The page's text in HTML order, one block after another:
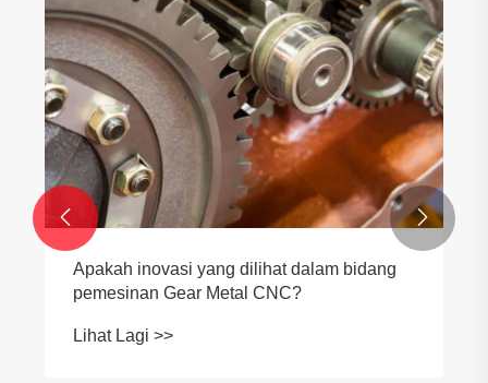
Apakah inovasi yang dilihat dalam bidang
pemesinan Gear Metal CNC?
Lihat Lagi >>
 